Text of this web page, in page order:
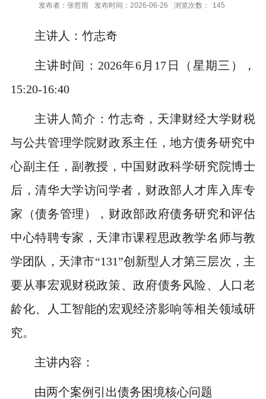
发布者：张哲雨 发布时间：2026-06-26 浏览次数： 145
主讲人：竹志奇
主讲时间：2026年6月17日（星期三），
15:20-16:40
主讲人简介：竹志奇，天津财经大学财税
与公共管理学院财政系主任，地方债务研究中
心副主任，副教授，中国财政科学研究院博士
后，清华大学访问学者，财政部人才库入库专
家（债务管理），财政部政府债务研究和评估
中心特聘专家，天津市课程思政教学名师与教
学团队，天津市“131”创新型人才第三层次，主
要从事宏观财税政策、政府债务风险、人口老
龄化、人工智能的宏观经济影响等相关领域研
究。
主讲内容：
由两个案例引出债务困境核心问题